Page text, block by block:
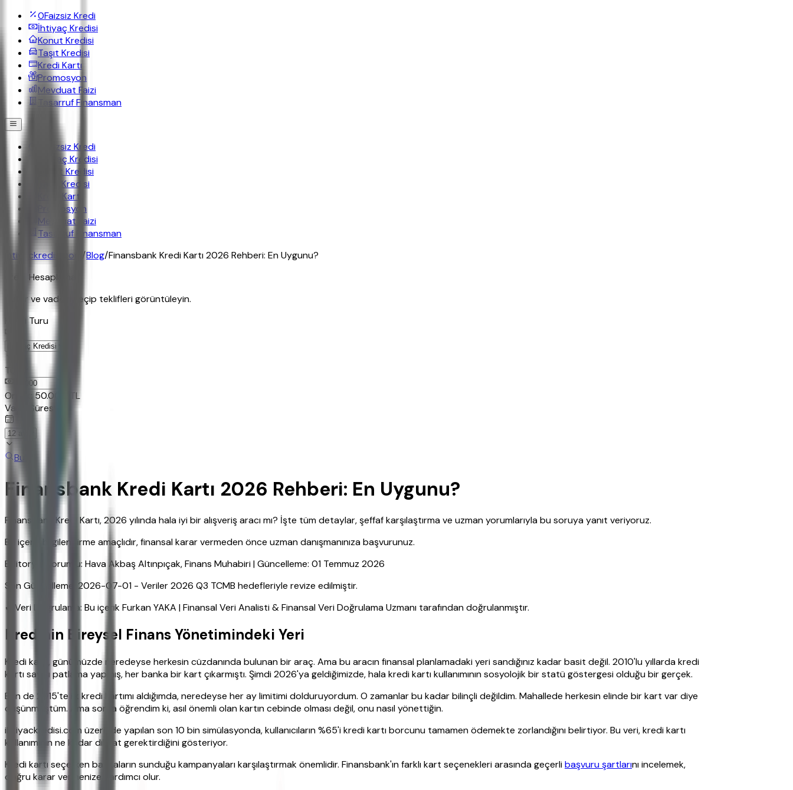
0Faizsiz Kredi
İhtiyaç Kredisi
Konut Kredisi
Taşıt Kredisi
Kredi Kartı
Promosyon
Mevduat Faizi
Tasarruf Finansman
Faizsiz Kredi
İhtiyaç Kredisi
Konut Kredisi
Taşıt Kredisi
Kredi Kartı
Promosyon
Mevduat Faizi
Tasarruf Finansman
ihtiyackredisi.com /Blog/Finansbank Kredi Kartı 2026 Rehberi: En Uygunu?
Kredi Hesaplama
Tutar ve vadeyi seçip teklifleri görüntüleyin.
Kredi Turu
Tutar
Ornek: 50.000
TL
Vade Süresi
Bul
Finansbank Kredi Kartı 2026 Rehberi: En Uygunu?
Finansbank Kredi Kartı, 2026 yılında hala iyi bir alışveriş aracı mı? İşte tüm detaylar, şeffaf karşılaştırma ve uzman yorumlarıyla bu soruya yanıt veriyoruz.
Bu içerik bilgilendirme amaçlıdır, finansal karar vermeden önce uzman danışmanınıza başvurunuz.
Editoryal Sorumlu: Hava Akbaş Altınpıçak, Finans Muhabiri | Güncelleme: 01 Temmuz 2026
Son Güncelleme: 2026-07-01 - Veriler 2026 Q3 TCMB hedefleriyle revize edilmiştir.
✔ Veri Doğrulama: Bu içerik Furkan YAKA | Finansal Veri Analisti & Finansal Veri Doğrulama Uzmanı tarafından doğrulanmıştır.
Kredinin Bireysel Finans Yönetimindeki Yeri
Kredi kartı, günümüzde neredeyse herkesin cüzdanında bulunan bir araç. Ama bu aracın finansal planlamadaki yeri sandığınız kadar basit değil. 2010'lu yıllarda kredi
kartı sayısı patlama yapmış, her banka bir kart çıkarmıştı. Şimdi 2026'ya geldiğimizde, hala kredi kartı kullanımının sosyolojik bir statü göstergesi olduğu bir gerçek.
Ben de 2015'te ilk kredi kartımı aldığımda, neredeyse her ay limitimi dolduruyordum. O zamanlar bu kadar bilinçli değildim. Mahallede herkesin elinde bir kart var diye
düşünmüştüm. Ama sonra öğrendim ki, asıl önemli olan kartın cebinde olması değil, onu nasıl yönettiğin.
ihtiyackredisi.com üzerinde yapılan son 10 bin simülasyonda, kullanıcıların %65'i kredi kartı borcunu tamamen ödemekte zorlandığını belirtiyor. Bu veri, kredi kartı
kullanımının ne kadar dikkat gerektirdiğini gösteriyor.
Kredi kartı seçerken bankaların sunduğu kampanyaları karşılaştırmak önemlidir. Finansbank'ın farklı kart seçenekleri arasında geçerlibaşvuru şartlarını incelemek,
doğru karar vermenize yardımcı olur.